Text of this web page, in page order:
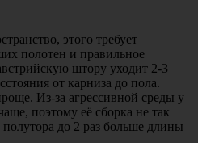
этого требует
полотен и правильное
штору уходит 2-3
от карниза до пола.
Из-за агрессивной среды у
поэтому её сборка не так
полутора до 2 раз больше длины